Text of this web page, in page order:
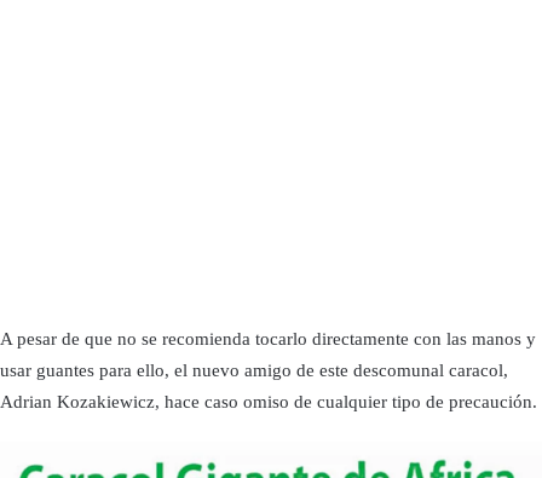
A pesar de que no se recomienda tocarlo directamente con las manos y
usar guantes para ello, el nuevo amigo de este descomunal caracol,
Adrian Kozakiewicz, hace caso omiso de cualquier tipo de precaución.